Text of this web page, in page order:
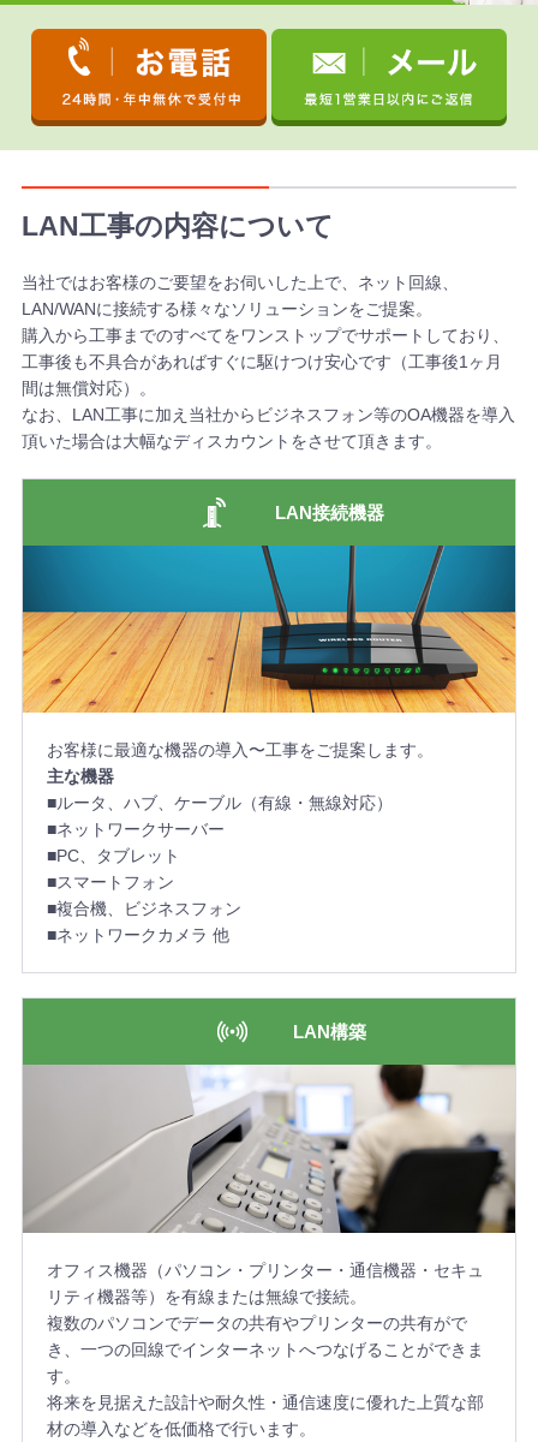
LAN工事の内容について
当社ではお客様のご要望をお伺いした上で、ネット回線、
LAN/WANに接続する様々なソリューションをご提案。
購入から工事までのすべてをワンストップでサポートしており、
工事後も不具合があればすぐに駆けつけ安心です（工事後1ヶ月
間は無償対応）。
なお、LAN工事に加え当社からビジネスフォン等のOA機器を導入
頂いた場合は大幅なディスカウントをさせて頂きます。
LAN接続機器
お客様に最適な機器の導入〜工事をご提案します。
主な機器
■ルータ、ハブ、ケーブル（有線・無線対応）
■ネットワークサーバー
■PC、タブレット
■スマートフォン
■複合機、ビジネスフォン
■ネットワークカメラ 他
LAN構築
オフィス機器（パソコン・プリンター・通信機器・セキュ
リティ機器等）を有線または無線で接続。
複数のパソコンでデータの共有やプリンターの共有がで
き、一つの回線でインターネットへつなげることができま
す。
将来を見据えた設計や耐久性・通信速度に優れた上質な部
材の導入などを低価格で行います。